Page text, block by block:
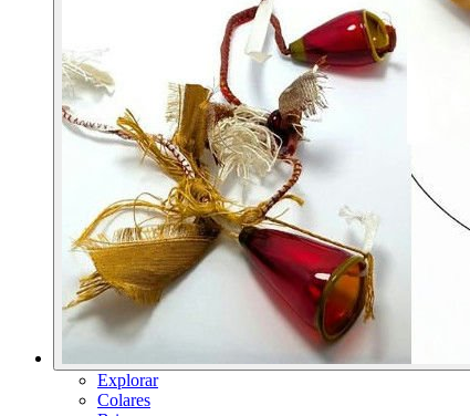
Explorar
Colares